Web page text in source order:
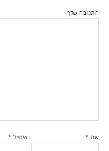
התגובה שלך
שם * אימייל *